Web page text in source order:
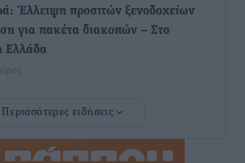
Έλλειψη προσιτών ξενοδοχείων
για πακέτα διακοπών – Στο
Ελλάδα
στη Ρόδο για την H Hotels –
Περισσότερες ειδήσεις